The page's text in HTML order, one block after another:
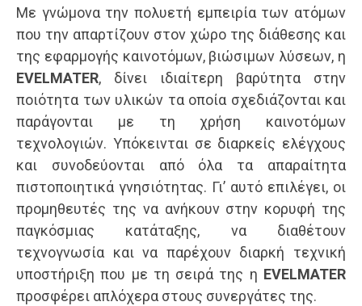
Με γνώμονα την πολυετή εμπειρία των ατόμων
που την απαρτίζουν στον χώρο της διάθεσης και
της εφαρμογής καινοτόμων, βιώσιμων λύσεων, η
EVELMATER, δίνει ιδιαίτερη βαρύτητα στην
ποιότητα των υλικών τα οποία σχεδιάζονται και
παράγονται με τη χρήση καινοτόμων
τεχνολογιών. Υπόκεινται σε διαρκείς ελέγχους
και συνοδεύονται από όλα τα απαραίτητα
πιστοποιητικά γνησιότητας. Γι’ αυτό επιλέγει, οι
προμηθευτές της να ανήκουν στην κορυφή της
παγκόσμιας κατάταξης, να διαθέτουν
τεχνογνωσία και να παρέχουν διαρκή τεχνική
υποστήριξη που με τη σειρά της η EVELMATER
προσφέρει απλόχερα στους συνεργάτες της.